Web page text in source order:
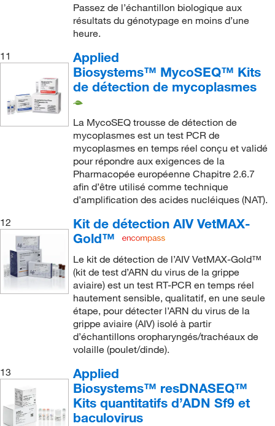
Passez de l’échantillon biologique aux
résultats du génotypage en moins d’une
heure.
11
Applied
Biosystems™ MycoSEQ™ Kits
de détection de mycoplasmes
La MycoSEQ trousse de détection de
mycoplasmes est un test PCR de
mycoplasmes en temps réel conçu et validé
pour répondre aux exigences de la
Pharmacopée européenne Chapitre 2.6.7
afin d’être utilisé comme technique
d’amplification des acides nucléiques (NAT).
12
Kit de détection AIV VetMAX-
Gold™
Le kit de détection de l’AIV VetMAX-Gold™
(kit de test d’ARN du virus de la grippe
aviaire) est un test RT-PCR en temps réel
hautement sensible, qualitatif, en une seule
étape, pour détecter l’ARN du virus de la
grippe aviaire (AIV) isolé à partir
d’échantillons oropharyngés/trachéaux de
volaille (poulet/dinde).
13
Applied
Biosystems™ resDNASEQ™
Kits quantitatifs d’ADN Sf9 et
baculovirus